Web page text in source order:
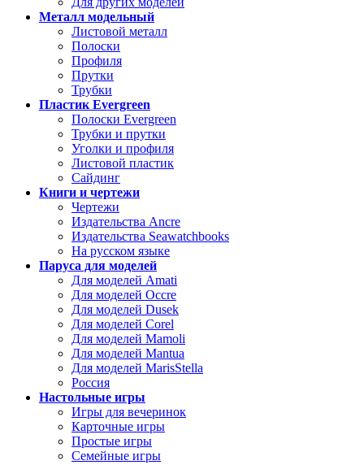
Металл модельный
Листовой металл
Полоски
Профиля
Прутки
Трубки
Пластик Evergreen
Полоски Evergreen
Трубки и прутки
Уголки и профиля
Листовой пластик
Сайдинг
Книги и чертежи
Чертежи
Издательства Ancre
Издательства Seawatchbooks
На русском языке
Паруса для моделей
Для моделей Amati
Для моделей Occre
Для моделей Dusek
Для моделей Corel
Для моделей Mamoli
Для моделей Mantua
Для моделей MarisStella
Россия
Настольные игры
Игры для вечеринок
Карточные игры
Простые игры
Семейные игры